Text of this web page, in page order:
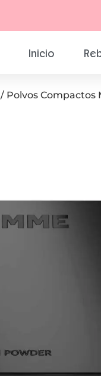
Inicio
/ Polvos Compactos